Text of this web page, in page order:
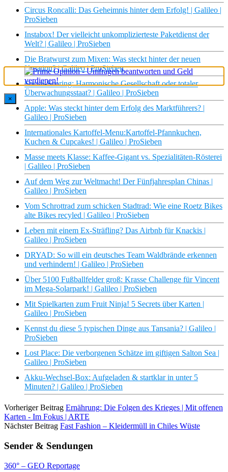
Circus Roncalli: Das Geheimnis hinter dem Erfolg! | Galileo |
ProSieben
Instabox! Der vielleicht unkomplizierteste Paketdienst der
Welt? | Galileo | ProSieben
Die Bratwurst zum Mixen: Was steckt hinter der neuen
Kreation? | Galileo | ProSieben
Social-Scoring: Harmonische Gesellschaft oder totaler
Überwachungsstaat? | Galileo | ProSieben
Apple: Was steckt hinter dem Erfolg des Marktführers? |
Galileo | ProSieben
Internationales Kartoffel-Menu:Kartoffel-Pfannkuchen,
Kuchen & Cupcakes! | Galileo | ProSieben
Masse meets Klasse: Kaffee-Gigant vs. Spezialitäten-Rösterei
| Galileo | ProSieben
Auf dem Weg zur Weltmacht! Der Fünfjahresplan Chinas |
Galileo | ProSieben
Vom Schrottrad zum schicken Stadtrad: Wie eine Roetz Bikes
alte Bikes recyled | Galileo | ProSieben
Leben mit einem Ex-Sträfling? Das Airbnb für Knackis |
Galileo | ProSieben
DRYAD: So will ein deutsches Team Waldbrände erkennen
und verhindern! | Galileo | ProSieben
Über 5100 Fußballfelder groß: Krasse Challenge für Vincent
im Mega-Solarpark! | Galileo | ProSieben
Mit Spielkarten zum Fruit Ninja! 5 Secrets über Karten |
Galileo | ProSieben
Kennst du diese 5 typischen Dinge aus Tansania? | Galileo |
ProSieben
Lost Place: Die verborgenen Schätze im giftigen Salton Sea |
Galileo | ProSieben
Akku-Wechsel-Box: Aufgeladen & startklar in unter 5
Minuten? | Galileo | ProSieben
Vorheriger Beitrag Ernährung: Die Folgen des Krieges | Mit offenen
Karten - Im Fokus | ARTE
Nächster Beitrag Fast Fashion – Kleidermüll in Chiles Wüste
Sender & Sendungen
360° – GEO Reportage
×